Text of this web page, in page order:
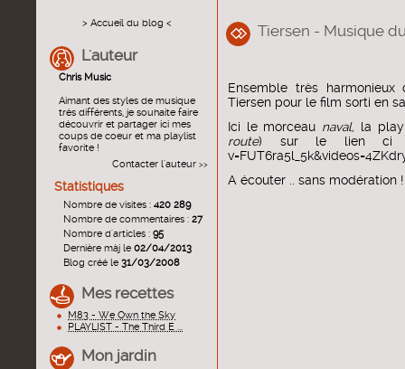
> Accueil du blog <
L'auteur
Chris Music
Aimant des styles de musique
très différents, je souhaite faire
découvrir et partager ici mes
coups de coeur et ma playlist
favorite !
Contacter l'auteur >>
Statistiques
Nombre de visites : 420 289
Nombre de commentaires : 27
Nombre d'articles : 95
Dernière màj le02/04/2013
Blog créé le31/03/2008
Mes recettes
M83 - We Own the Sky
PLAYLIST - The Third E ...
Mon jardin
Tiersen - Musique
Ensemble très
Tiersen pour le film sorti en
Ici le morceau naval, la
route) sur le lien ci
A écouter .. sans modération !